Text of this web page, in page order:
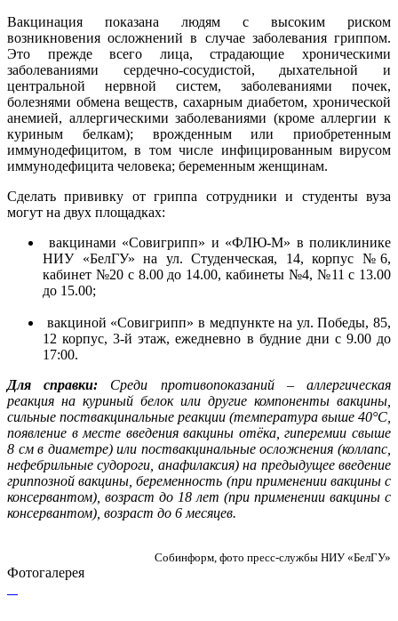
Вакцинация показана людям с высоким риском
возникновения осложнений в случае заболевания гриппом.
Это прежде всего лица, страдающие хроничес­кими
заболеваниями сердечно-сосудистой, дыхательной и
центральной нервной систем, заболеваниями почек,
болезнями обмена веществ, сахарным диабетом, хронической
анемией, аллергическими заболеваниями (кроме аллергии к
куриным белкам); врожденным или приобретен­ным
иммунодефицитом, в том числе инфицированным вирусом
иммунодефицита человека; беременным женщинам.
Сделать прививку от гриппа сотрудники и студенты вуза
могут на двух площадках:
вакцинами «Совигрипп» и «ФЛЮ-М» в поликлинике
НИУ «БелГУ» на ул. Студенческая, 14, корпус №6,
кабинет №20 с 8.00 до 14.00, кабинеты №4, №11 с 13.00
до 15.00;
вакциной «Совигрипп» в медпункте на ул. Победы, 85,
12 корпус, 3-й этаж, ежедневно в будние дни с 9.00 до
17:00.
Для справки: Среди противопоказаний – аллергическая
реакция на куриный белок или другие компоненты вакцины,
сильные поствакцинальные реакции (температура выше 40°С,
появление в месте введения вакцины отёка, гиперемии свыше
8 см в диаметре) или поствакцинальные осложнения (коллапс,
нефебрильные судороги, анафилаксия) на предыдущее введение
гриппозной вакцины, беременность (при применении вакцины с
консервантом), возраст до 18 лет (при применении вакцины с
консервантом), возраст до 6 месяцев.
Собинформ, фото пресс-службы НИУ «БелГУ»
Фотогалерея